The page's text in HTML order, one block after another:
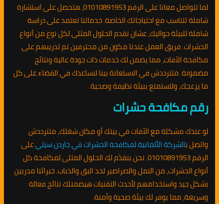
لما تتواصل معانا على الرقم 01010891953، هتحصل على استشارة
شاملة تتناسب مع احتياجاتك الخاصة. خدماتنا تعتمد على دراسة
شاملة للبيئة حواليك، عشان نقدم الحلول المثلى لكل نوع من أنواع
الحشرات. فريق العمل عندنا مكون من محترفين تم تدريبهم على
مكافحة الآفات، مما يضمن لك خدمات ذات جودة عالية ونتائج
مضمونة. متترددش في الاستعانة بينا لنساعدك في القضاء على كل
ما يزعجك، ولتستمتع ببيئة نظيفة وصحية.
رقم مكافحة حشرات
لو عندك مشكلة مع الآفات في بيتك أو مكان شغلك، متترددش
واتصل بالشركة الألمانية لمكافحة الحشرات في جاردن سيتيعلى
الرقم 01010891953. نحن بنقدّم لك الحلول المثلى لمكافحة كل
أنواع الحشرات، من النمل والصراصير لحد البق والذباب. خبرائنا مدربين
بشكل جيد واستخدامهم لأحدث التقنيات هيضمنلك نتائج فعالة
وسريعة، مما يوفر لك بيئة صحية وآمنة.